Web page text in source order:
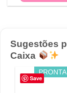
Sugestões
Caixa
Save